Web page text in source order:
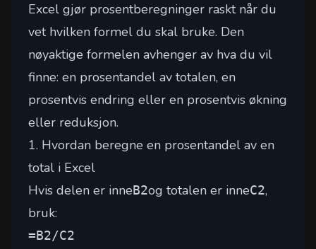
Excel gjør prosentberegninger raskt når du
vet hvilken formel du skal bruke. Den
nøyaktige formelen avhenger av hva du vil
finne: en prosentandel av totalen, en
prosentvis endring eller en prosentvis økning
eller reduksjon.
1. Hvordan beregne en prosentandel av en
total i Excel
Hvis delen er inneB2og totalen er inneC2,
bruk:
=B2/C2